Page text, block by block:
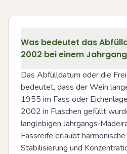
Was bedeutet das
2002 bei einem Jahrgang
Das Abfülldatum oder die
bedeutet, dass der Wein
1955 im Fass oder
2002 in Flaschen gefüllt
langlebigen
Fassreife erlaubt
Stabilisierung und